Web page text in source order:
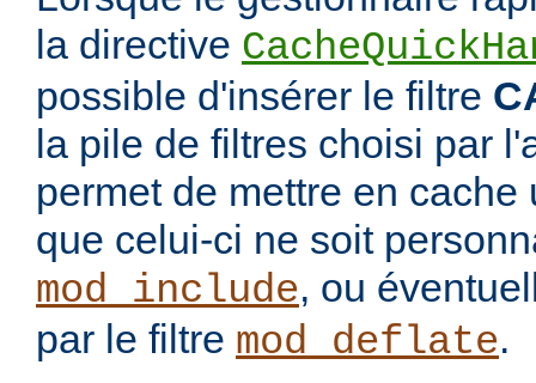
la directive
possible d'insérer le filtre
la pile de filtres choisi par
permet de mettre en cache
que celui-ci ne soit
mod_include, ou
par le filtre mod_deflate.